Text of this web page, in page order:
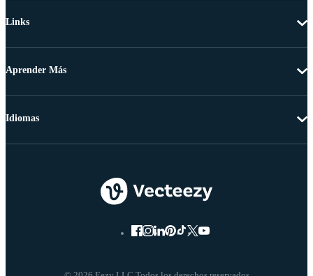
Links
Aprender Más
Idiomas